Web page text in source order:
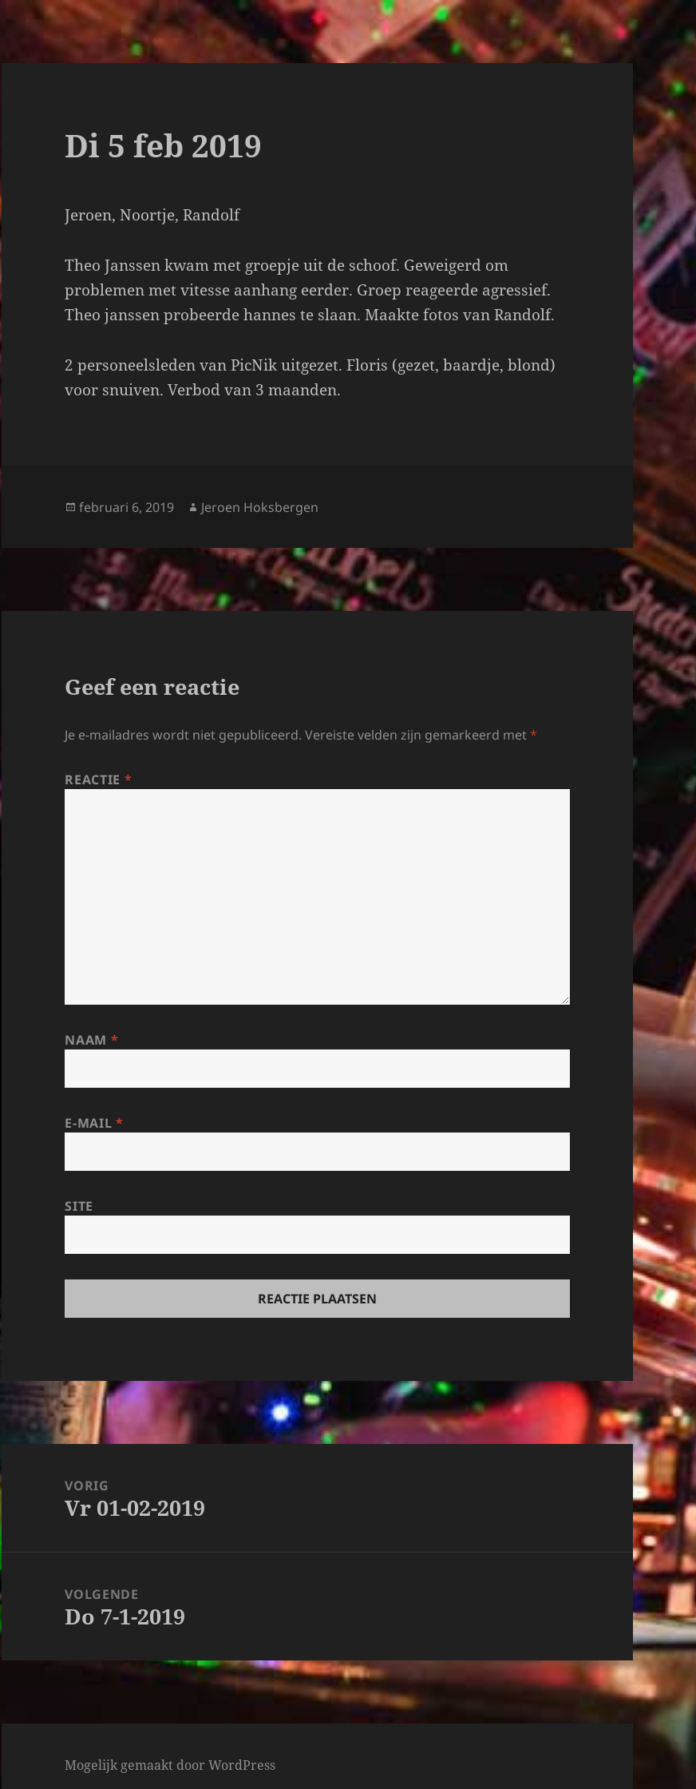
Di 5 feb 2019
Jeroen, Noortje, Randolf
Theo Janssen kwam met groepje uit de schoof. Geweigerd om
problemen met vitesse aanhang eerder. Groep reageerde agressief.
Theo janssen probeerde hannes te slaan. Maakte fotos van Randolf.
2 personeelsleden van PicNik uitgezet. Floris (gezet, baardje, blond)
voor snuiven. Verbod van 3 maanden.
Geplaatst
februari 6, 2019 Auteur
Jeroen Hoksbergen
Geef een reactie
Je e-mailadres wordt niet gepubliceerd. Vereiste velden zijn gemarkeerd met*
REACTIE *
NAAM *
E-MAIL *
SITE
navigatieVORIG
Vorig
Vr 01-02-2019
VOLGENDE
Volgend
Do 7-1-2019
Mogelijk gemaakt door WordPress